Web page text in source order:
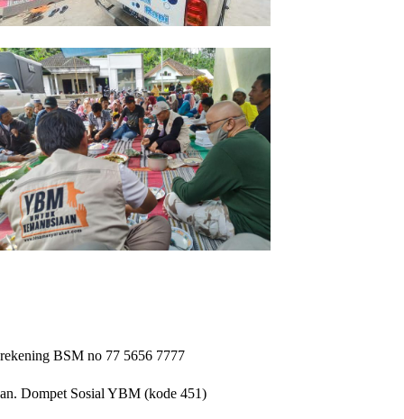
rekening BSM no 77 5656 7777
an. Dompet Sosial YBM (kode 451)